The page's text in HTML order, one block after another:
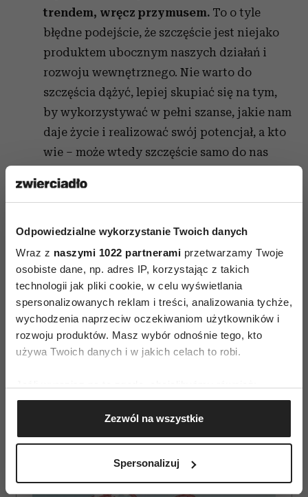
Odpowiedzialne wykorzystanie Twoich danych
Wraz z naszymi 1022 partnerami przetwarzamy Twoje
osobiste dane, np. adres IP, korzystając z takich
technologii jak pliki cookie, w celu wyświetlania
spersonalizowanych reklam i treści, analizowania tychże,
wychodzenia naprzeciw oczekiwaniom użytkowników i
rozwoju produktów. Masz wybór odnośnie tego, kto
używa Twoich danych i w jakich celach to robi.
Gromadzić dane dotyczące Twojej lokalizacji
geograficznej z dokładnością nawet do kilku metrów
Identyfikować Twoje urządzenie, aktywnie
(fingerprinting, czyli wirtualny odcisk palca)
Zezwól na wszystkie
Spersonalizuj
trendem, wręcz przymusem. To o tyle
błędne podejście, że szczęście jest niejako
produktem ubocznym naszych działań i
rozwoju wewnętrznego. Nie warto do
szczęścia dążyć, lepiej skupiać się na tym,
by wykorzystywać w pełni szanse, jakie nam
daje życie i realizować swój potencjał, a kto
wie – może wtedy szczęście samo do nas
Choć szczęścia nie można przywołać
robić rzeczy, które nas uszczęśliwiają.
Podróżowanie, gotowanie, pomaganie
innym, poświęcanie się swoim pasjom,
spędzanie czasu z tymi, których kochasz –
co to byłoby w twoim przypadku?
Więcej w zestawie z książeczką„Poznaj siebie.